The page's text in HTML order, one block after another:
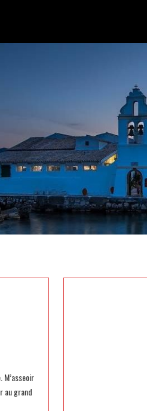
M’asseoir
au grand